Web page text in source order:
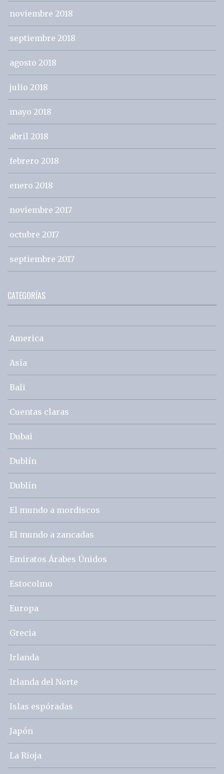
noviembre 2018
septiembre 2018
agosto 2018
julio 2018
mayo 2018
abril 2018
febrero 2018
enero 2018
noviembre 2017
octubre 2017
septiembre 2017
CATEGORÍAS
America
Asia
Bali
Cuentas claras
Dubai
Dublín
Dublín
El mundo a mordiscos
El mundo a zancadas
Emiratos Árabes Únidos
Estocolmo
Europa
Grecia
Irlanda
Irlanda del Norte
Islas espóradas
Japón
La Rioja